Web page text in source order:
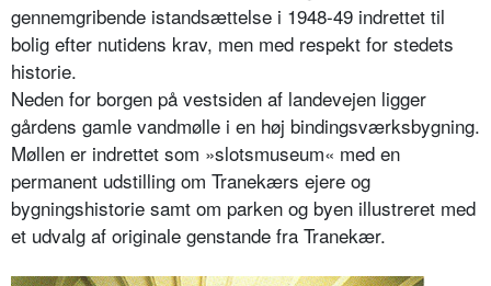
gennemgribende istandsættelse i 1948-49 indrettet til
bolig efter nutidens krav, men med respekt for stedets
historie.
Neden for borgen på vestsiden af landevejen ligger
gårdens gamle vandmølle i en høj bindingsværksbygning.
Møllen er indrettet som »slotsmuseum« med en
permanent udstilling om Tranekærs ejere og
bygningshistorie samt om parken og byen illustreret med
et udvalg af originale genstande fra Tranekær.